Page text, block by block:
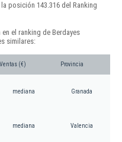
posición 143.316 del Ranking
el ranking de Berdayes
similares:
Ventas (€) Provincia
mediana Granada
mediana Valencia